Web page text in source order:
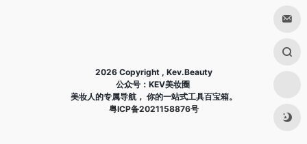
2026 Copyright , Kev.Beauty
公众号：KEV美妆圈
美妆人的专属导航， 你的一站式工具百宝箱。
粤ICP备2021158876号